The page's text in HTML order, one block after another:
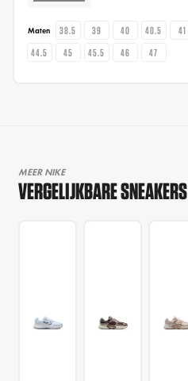
Maten 38.5 39 40 40.5 41
44.5
45 45.5 46 47
MEER NIKE
VERGELIJKBARE SNEAKERS